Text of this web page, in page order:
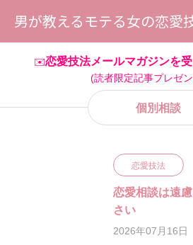
男が教えるモテる女の恋愛
✉️恋愛技法メールマガジンを
(読者限定記事プレゼ
個別相談
恋愛技法
恋愛相談は遠
さい
2026年07月16日